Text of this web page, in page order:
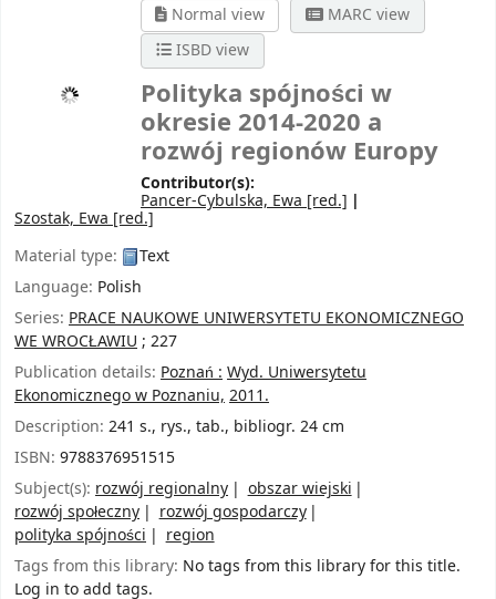
Normal view
MARC view
ISBD view
Polityka spójności w
okresie 2014-2020 a
rozwój regionów Europy
Contributor(s):
Pancer-Cybulska, Ewa [red.]
Szostak, Ewa [red.]
Material type:
Text
Language: Polish
Series: PRACE NAUKOWE UNIWERSYTETU EKONOMICZNEGO
WE WROCŁAWIU ; 227
Publication details: Poznań : Wyd. Uniwersytetu
Ekonomicznego w Poznaniu, 2011.
Description: 241 s., rys., tab., bibliogr. 24 cm
ISBN: 9788376951515
Subject(s): rozwój regionalny
obszar wiejski
rozwój społeczny
rozwój gospodarczy
polityka spójności
region
Tags from this library: No tags from this library for this title.
Log in to add tags.